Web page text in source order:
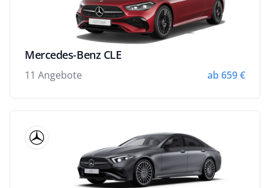
Mercedes-Benz CLE
11 Angebote ab 659 €